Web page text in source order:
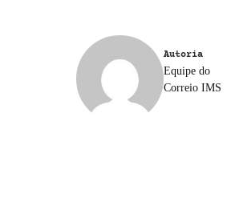
Autoria
Equipe do
Correio IMS